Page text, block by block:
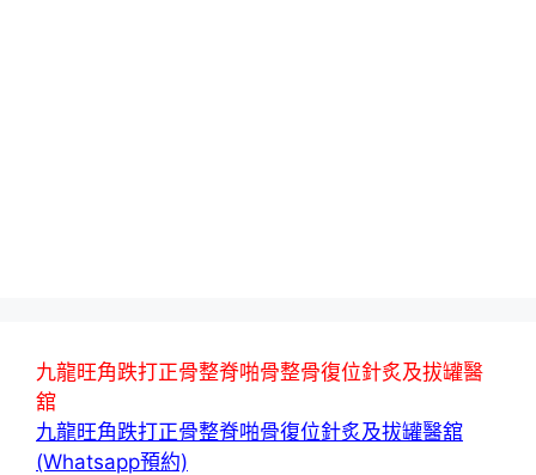
九龍旺角跌打正骨整脊啪骨整骨復位針炙及拔罐醫
舘
九龍旺角跌打正骨整脊啪骨復位針炙及拔罐醫舘
(Whatsapp預約)